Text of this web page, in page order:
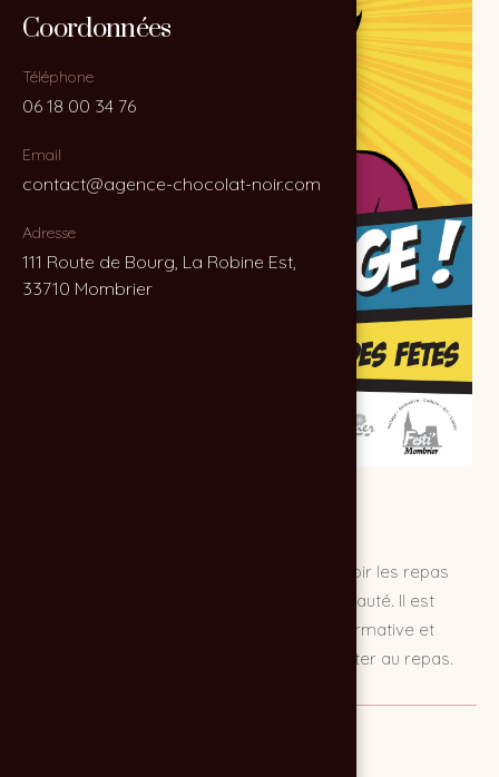
Coordonnées
Téléphone
06 18 00 34 76
Email
contact@agence-chocolat-noir.com
Adresse
111 Route de Bourg, La Robine Est,
33710 Mombrier
Coordonnées
Téléphone
06 18 00 34 76
Email
contact@agence-chocolat-noir.com
Adresse
111 Route de Bourg, La Robine Est,
33710 Mombrier
communication visuelle clé pour promouvoir les repas
organisés dans un village ou une communauté. Il est
important que l'affiche soit attrayante, informative et
efficace pour inciter les personnes à assister au repas.